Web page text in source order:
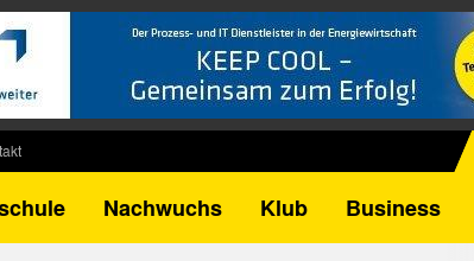
Nachwuchs Klub Business